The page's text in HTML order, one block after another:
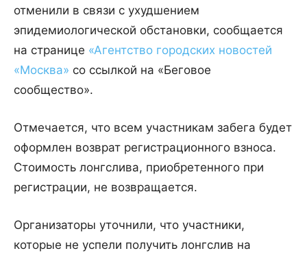
отменили в связи с ухудшением
эпидемиологической обстановки, сообщается
на странице «Агентство городских новостей
«Москва» со ссылкой на «Беговое
сообщество».
Отмечается, что всем участникам забега будет
оформлен возврат регистрационного взноса.
Стоимость лонгслива, приобретенного при
регистрации, не возвращается.
Организаторы уточнили, что участники,
которые не успели получить лонгслив на